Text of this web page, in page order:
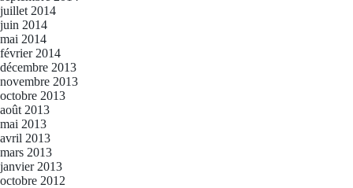
juillet 2014
juin 2014
mai 2014
février 2014
décembre 2013
novembre 2013
octobre 2013
août 2013
mai 2013
avril 2013
mars 2013
janvier 2013
octobre 2012